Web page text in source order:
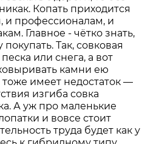
Копать приходится
профессионалам, и
Главное - чётко знать,
Так, совковая
или снега, а вот
камни ею
имеет недостаток —
изгиба совка
А уж про маленькие
и вовсе стоит
труда будет как у